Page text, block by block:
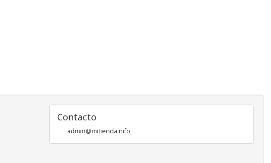
Contacto
admin@mitienda.info